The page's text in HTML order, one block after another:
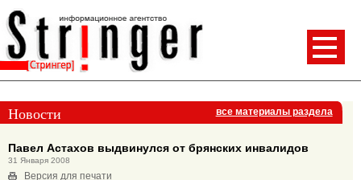
Новости все материалы раздела
Павел Астахов выдвинулся от брянских инвалидов
31 Января 2008
Версия для печати